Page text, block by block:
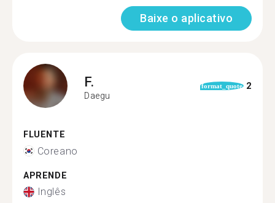
Baixe o aplicativo
F.
Daegu
format_quote 2
FLUENTE
Coreano
APRENDE
Inglês